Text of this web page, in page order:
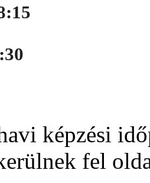
képzési
fel